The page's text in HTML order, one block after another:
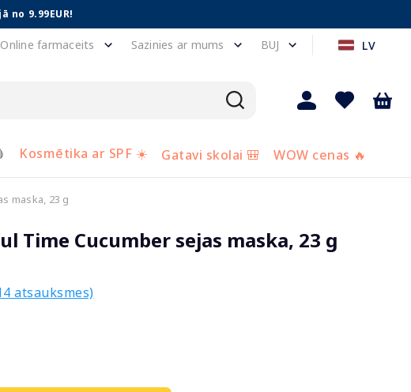
no 9.99EUR!
Online farmaceits Sazinies ar mums BUJ LV
Kosmētika ar SPF ☀️ Gatavi skolai 🎒 WOW cenas 🔥
maska, 23 g
Time Cucumber sejas maska, 23 g
atsauksmes)